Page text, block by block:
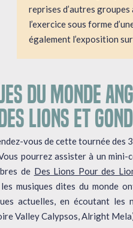
reprises d’autres groupes
l’exercice sous forme
également l’exposition
DU MONDE
LIONS ET
vous de cette tournée des
pourrez assister à un
de Des Lions Pour des
musiques dites du monde
actuelles, en écoutant les
Valley Calypsos, Alright